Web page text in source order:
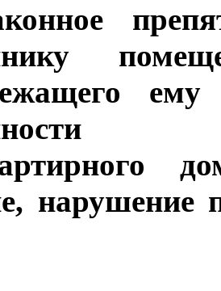
нарушение